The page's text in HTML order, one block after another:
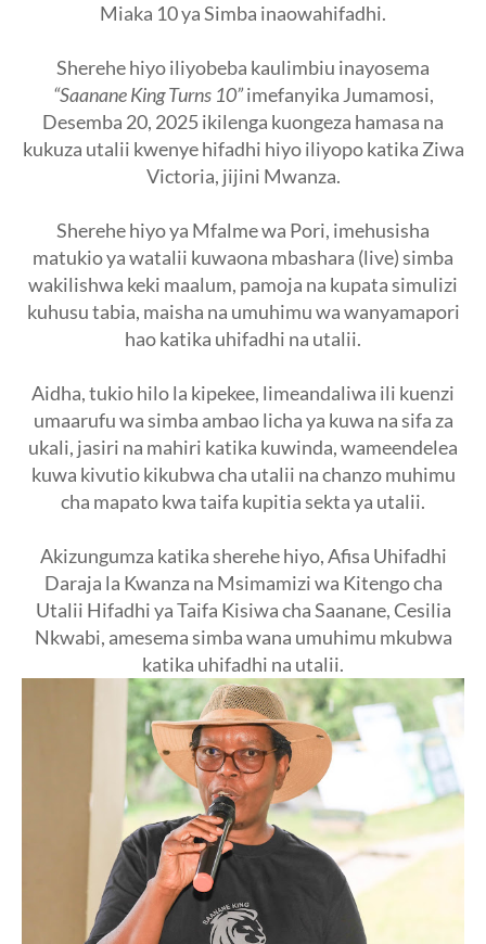
Miaka 10 ya Simba inaowahifadhi.
Sherehe hiyo iliyobeba kaulimbiu inayosema
“Saanane King Turns 10”imefanyika Jumamosi,
Desemba 20, 2025 ikilenga kuongeza hamasa na
kukuza utalii kwenye hifadhi hiyo iliyopo katika Ziwa
Victoria, jijini Mwanza.
Sherehe hiyo ya Mfalme wa Pori, imehusisha
matukio ya watalii kuwaona mbashara (live) simba
wakilishwa keki maalum, pamoja na kupata simulizi
kuhusu tabia, maisha na umuhimu wa wanyamapori
hao katika uhifadhi na utalii.
Aidha, tukio hilo la kipekee, limeandaliwa ili kuenzi
umaarufu wa simba ambao licha ya kuwa na sifa za
ukali, jasiri na mahiri katika kuwinda, wameendelea
kuwa kivutio kikubwa cha utalii na chanzo muhimu
cha mapato kwa taifa kupitia sekta ya utalii.
Akizungumza katika sherehe hiyo, Afisa Uhifadhi
Daraja la Kwanza na Msimamizi wa Kitengo cha
Utalii Hifadhi ya Taifa Kisiwa cha Saanane, Cesilia
Nkwabi, amesema simba wana umuhimu mkubwa
katika uhifadhi na utalii.